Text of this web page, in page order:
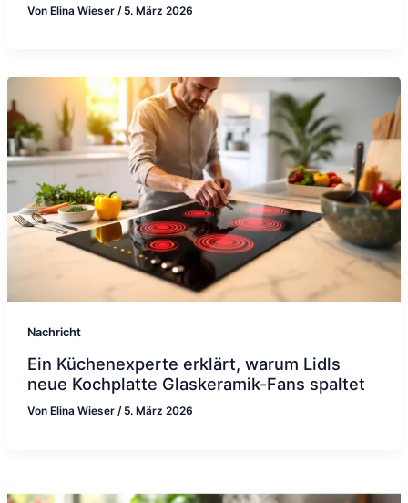
Von Elina Wieser / 5. März 2026
Nachricht
Ein Küchenexperte erklärt, warum Lidls
neue Kochplatte Glaskeramik-Fans spaltet
Von Elina Wieser / 5. März 2026